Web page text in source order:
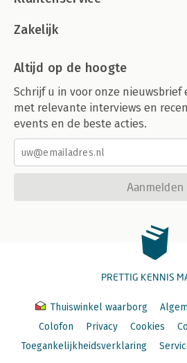
Zakelijk
Altijd op de hoogte
Schrijf u in voor onze
met relevante interviews en
events en de beste acties.
Aanmelden
PRETTIG KENNIS
Thuiswinkel waarborg
Colofon
Privacy Cookies
Toegankelijkheidsverklaring